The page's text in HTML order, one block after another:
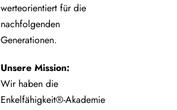
werteorientiert für die
nachfolgenden
Generationen.
Unsere Mission:
Wir haben die
Enkelfähigkeit®-Akademie